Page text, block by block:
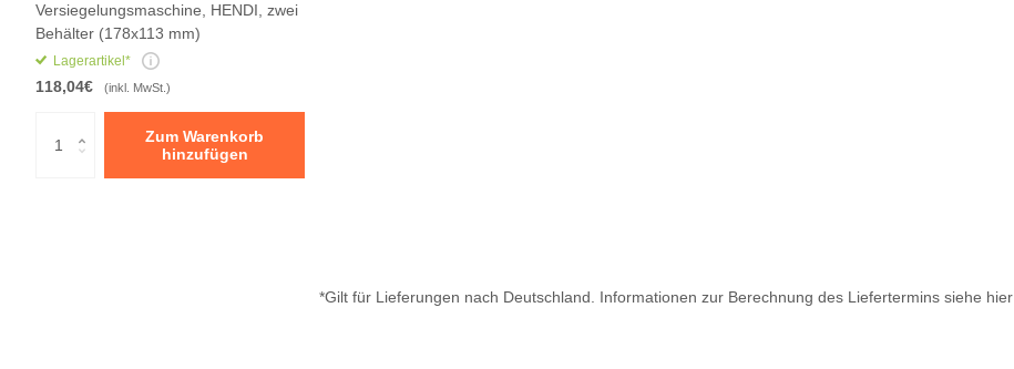
Versiegelungsmaschine, HENDI, zwei
Behälter (178x113 mm)
Lagerartikel*
118,04€ (inkl. MwSt.)
Zum Warenkorb
hinzufügen
*Gilt für Lieferungen nach Deutschland. Informationen zur Berechnung des Liefertermins siehe hier